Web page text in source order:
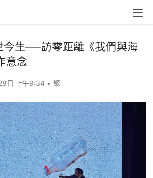
今生──訪零距離《我們與海
意念
日 上午9:34 • 聚